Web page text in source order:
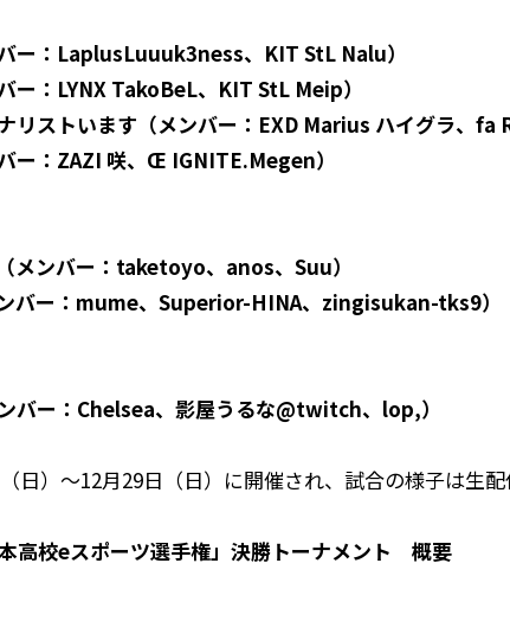
ー：LaplusLuuuk3ness、KIT StL Nalu）
ー：LYNX TakoBeL、KIT StL Meip）
リストいます（メンバー：EXD Marius ハイグラ、fa
ー：ZAZI 咲、Œ IGNITE.Megen）
メンバー：taketoyo、anos、Suu）
バー：mume、Superior-HINA、zingisukan-tks9）
バー：Chelsea、影屋うるな@twitch、lop,）
日）〜12月29日（日）に開催され、試合の様子は生配
本高校eスポーツ選手権」決勝トーナメント 概要